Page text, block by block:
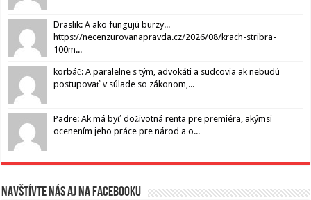
Draslik: A ako fungujú burzy...
https://necenzurovanapravda.cz/2026/08/krach-stribra-
100m...
korbáč: A paralelne s tým, advokáti a sudcovia ak nebudú
postupovať v súlade so zákonom,...
Padre: Ak má byť doživotná renta pre premiéra, akýmsi
ocenením jeho práce pre národ a o...
Navštívte nás aj na Facebooku